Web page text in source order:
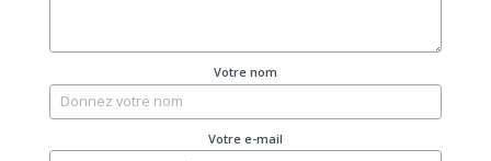
Votre nom
Votre e-mail